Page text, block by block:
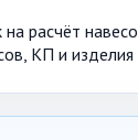
расчёт
КП и